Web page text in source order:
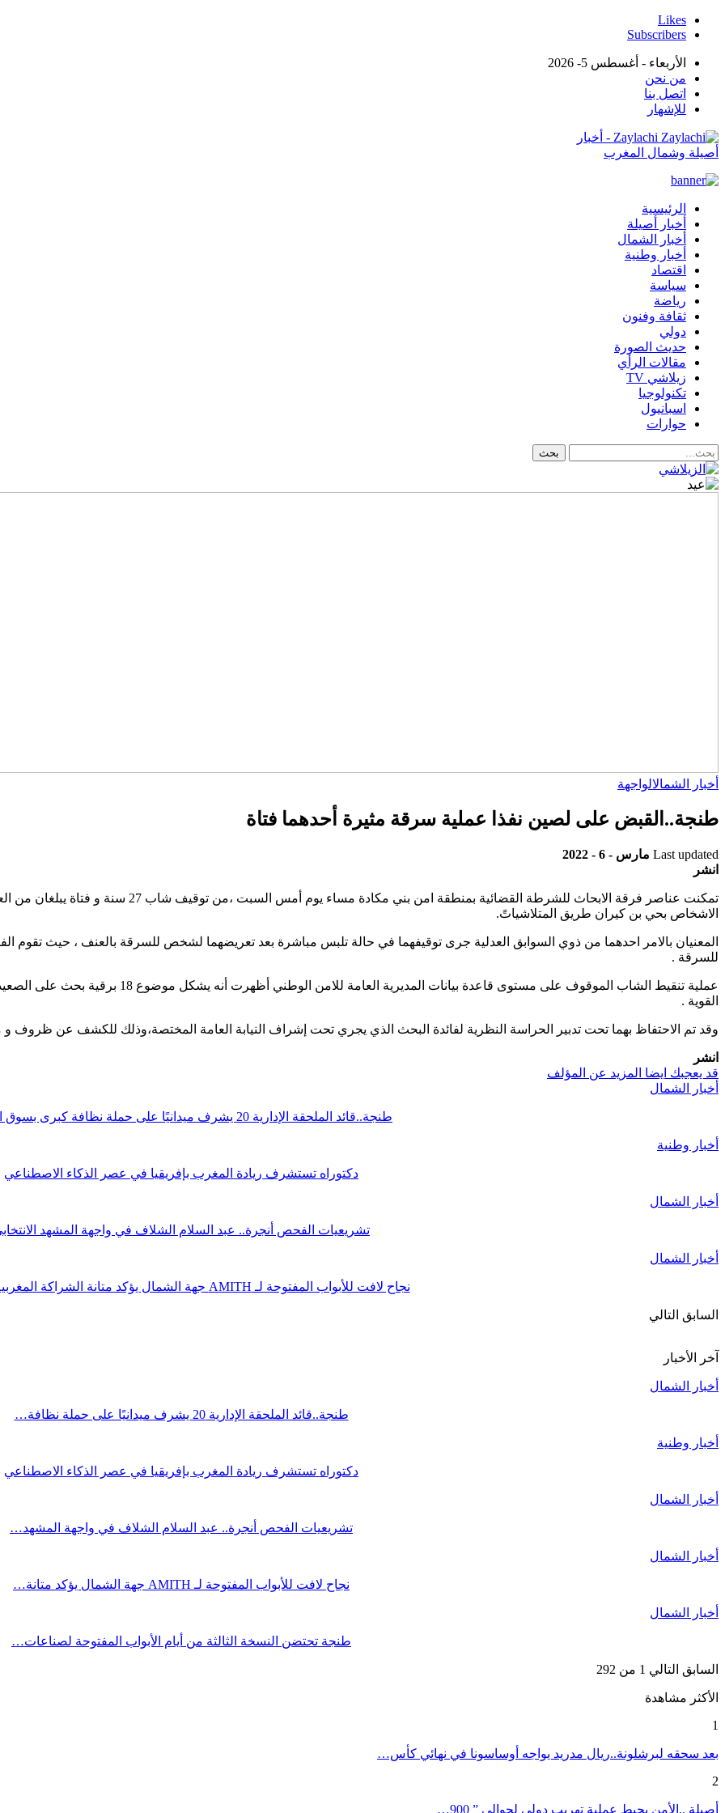
Likes
Subscribers
الأربعاء - أغسطس 5- 2026
من نحن
اتصل بنا
للإشهار
Zaylachi - أخبار
أصيلة وشمال المغرب
الرئيسية
أخبار أصيلة
أخبار الشمال
أخبار وطنية
اقتصاد
سياسة
رياضة
ثقافة وفنون
دولي
حديث الصورة
مقالات الرأي
زيلاشي TV
تكنولوجيا
اسبانيول
حوارات
أخبار الشمالالواجهة
طنجة..القبض على لصين نفذا عملية سرقة مثيرة أحدهما فتاة
Last updated مارس - 6 - 2022
انشر
الاشخاص بحي بن كيران طريق المتلاشياتً.
المعنيان بالامر احدهما من ذوي السوابق العدلية جرى توقيفهما في حالة تلبس مباشرة بعد تعريضهما لشخص للسرقة بالعنف ، حيث تقوم
للسرقة .
عملية تنقيط الشاب الموقوف على مستوى قاعدة
القوية .
وقد تم الاحتفاظ بهما تحت تدبير الحراسة النظرية لفائدة البحث الذي يجري تحت إشراف النيابة العامة المختصة،وذلك للكشف عن ظروف و
انشر
قد يعجبك ايضا المزيد عن المؤلف
أخبار الشمال
طنجة..قائد الملحقة الإدارية 20 يشرف ميدانيًا على حملة نظافة كبرى بسوق الوردة
أخبار وطنية
دكتوراه تستشرف ريادة المغرب بإفريقيا في عصر الذكاء الاصطناعي
أخبار الشمال
تشريعيات الفحص أنجرة.. عبد السلام الشلاف في واجهة المشهد
أخبار الشمال
نجاح لافت للأبواب المفتوحة لـ AMITH جهة الشمال يؤكد متانة الشراكة المغربية الصينية
السابق التالي
آخر الأخبار
أخبار الشمال
طنجة..قائد الملحقة الإدارية 20 يشرف ميدانيًا على حملة نظافة…
أخبار وطنية
دكتوراه تستشرف ريادة المغرب بإفريقيا في عصر الذكاء الاصطناعي
أخبار الشمال
تشريعيات الفحص أنجرة.. عبد السلام الشلاف في واجهة المشهد…
أخبار الشمال
نجاح لافت للأبواب المفتوحة لـ AMITH جهة الشمال يؤكد متانة…
أخبار الشمال
طنجة تحتضن النسخة الثالثة من أيام الأبواب المفتوحة لصناعات…
السابق التالي 1 من 292
الأكثر مشاهدة
1
بعد سحقه لبرشلونة..ريال مدريد يواجه أوساسونا في نهائي كأس…
2
أصيلة ..الأمن يحبط عملية تهريب دولي لحوالي ” 900…